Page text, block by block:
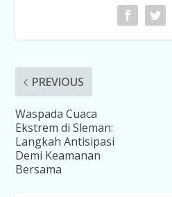
PREVIOUS
Waspada Cuaca
Ekstrem di Sleman:
Langkah Antisipasi
Demi Keamanan
Bersama